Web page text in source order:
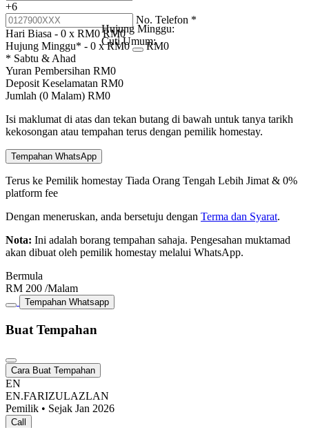
+6
No. Telefon *
Hari Biasa - 0 x RM0 RM0
Hujung Minggu* - 0 x RM0
Hujung Minggu:
Cuti Umum:RM0
* Sabtu & Ahad
Yuran Pembersihan RM0
Deposit Keselamatan RM0
Jumlah (0 Malam) RM0
Isi maklumat di atas dan tekan butang di bawah untuk tanya tarikh
kekosongan atau tempahan terus dengan pemilik homestay.
Tempahan WhatsApp
Terus ke Pemilik homestay Tiada Orang Tengah Lebih Jimat & 0%
platform fee
Dengan meneruskan, anda bersetuju dengan Terma dan Syarat.
Nota: Ini adalah borang tempahan sahaja. Pengesahan muktamad
akan dibuat oleh pemilik homestay melalui WhatsApp.
Bermula
RM 200 /Malam
Tempahan Whatsapp
Buat Tempahan
Cara Buat Tempahan
EN
EN.FARIZULAZLAN
Pemilik • Sejak Jan 2026
Call